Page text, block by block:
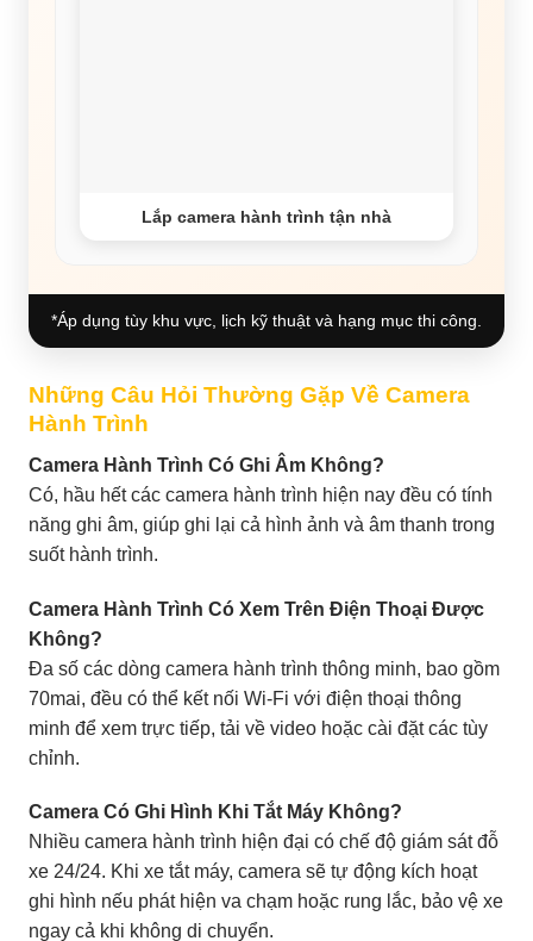
Lắp camera hành trình tận nhà
*Áp dụng tùy khu vực, lịch kỹ thuật và hạng mục thi công.
Những Câu Hỏi Thường Gặp Về Camera
Hành Trình
Camera Hành Trình Có Ghi Âm Không?
Có, hầu hết các camera hành trình hiện nay đều có tính
năng ghi âm, giúp ghi lại cả hình ảnh và âm thanh trong
suốt hành trình.
Camera Hành Trình Có Xem Trên Điện Thoại Được
Không?
Đa số các dòng camera hành trình thông minh, bao gồm
70mai, đều có thể kết nối Wi-Fi với điện thoại thông
minh để xem trực tiếp, tải về video hoặc cài đặt các tùy
chỉnh.
Camera Có Ghi Hình Khi Tắt Máy Không?
Nhiều camera hành trình hiện đại có chế độ giám sát đỗ
xe 24/24. Khi xe tắt máy, camera sẽ tự động kích hoạt
ghi hình nếu phát hiện va chạm hoặc rung lắc, bảo vệ xe
ngay cả khi không di chuyển.